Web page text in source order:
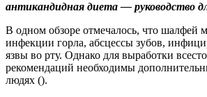
антикандидная диета — руководство
В одном обзоре отмечалось, что шалфей
инфекции горла, абсцессы зубов,
язвы во рту. Однако для выработки
рекомендаций необходимы
людях ().